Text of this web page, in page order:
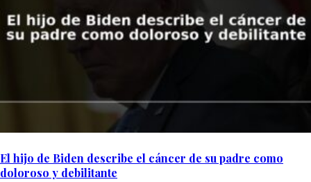
El hijo de Biden describe el cáncer de su padre como
doloroso y debilitante